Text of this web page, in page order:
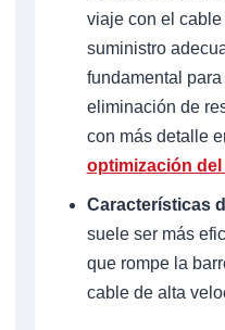
viaje con el cable
suministro
fundamental
eliminación de
con más detalle
optimización
Características
suele ser más
que rompe la
cable de alta